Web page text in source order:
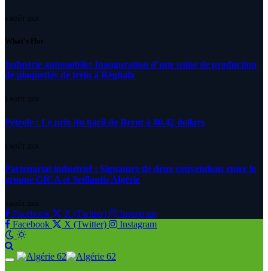
4 AOÛT 2026
What's Hot
Industrie automobile: Inauguration d’une usine de production
de plaquettes de frein à Réghaïa
5 AOÛT 2026
Pétrole : Le prix du baril de Brent à 80.42 dollars
5 AOÛT 2026
Partenariat industriel : Signature de deux conventions entre le
groupe GICA et Setllantis Algérie
5 AOÛT 2026
Facebook X (Twitter)
Instagram
Facebook
X (Twitter) Instagram